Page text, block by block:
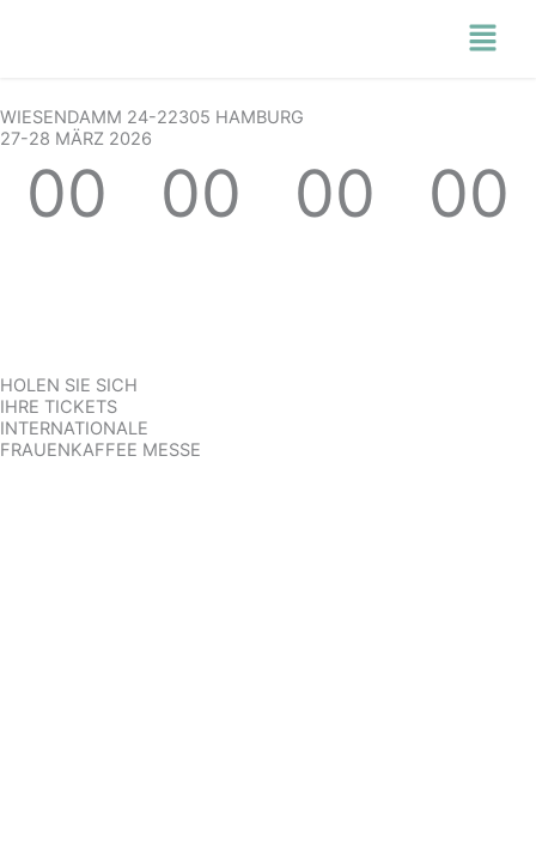
Menu
WIESENDAMM 24-22305 HAMBURG
27-28 MÄRZ 2026
00 00 00 00
HOLEN SIE SICH
IHRE TICKETS
INTERNATIONALE
FRAUENKAFFEE MESSE